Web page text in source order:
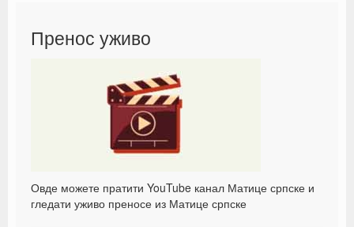
Пренос уживо
Овде можете пратити YouTube канал Матице српске и
гледати уживо преносе из Матице српске